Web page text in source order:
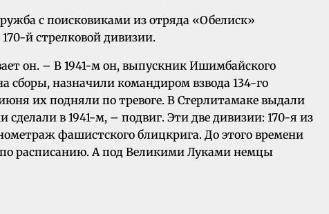
с поисковиками из отряда «Обелиск»
й стрелковой дивизии.
он. – В 1941-м он, выпускник Ишимбайского
сборы, назначили командиром взвода 134-го
их подняли по тревоге. В Стерлитамаке выдали
в 1941-м, – подвиг. Эти две дивизии: 170-я из
фашистского блицкрига. До этого времени
по расписанию. А под Великими Луками немцы